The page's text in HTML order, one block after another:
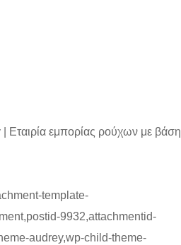
Εταιρία εμπορίας ρούχων με βάση
template-
9932,attachmentid-
audrey,wp-child-theme-